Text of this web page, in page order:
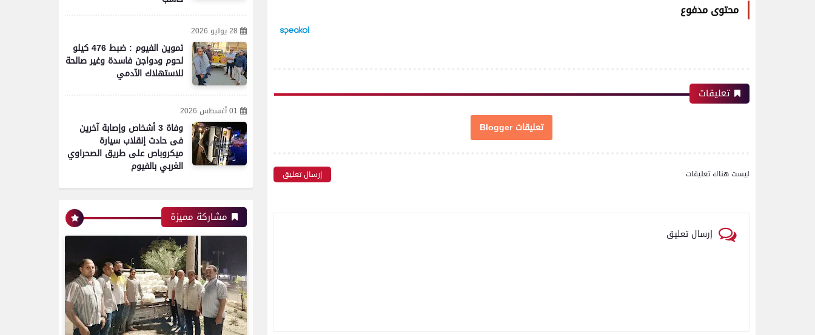
محتوى مدفوع
تعليقات
تعليقات Blogger
ليست هناك تعليقات إرسال تعليق
إرسال تعليق
28 يوليو 2026
تموين الفيوم : ضبط 476 كيلو
لحوم ودواجن فاسدة وغير صالحة
للاستهلاك الآدمي
01 أغسطس 2026
وفاة 3 أشخاص وإصابة آخرين
فى حادث إنقلاب سيارة
ميكروباص على طريق الصحراوي
الغربي بالفيوم
مشاركة مميزة
محافظات
تموين الفيوم ضبط سيارة نقل
محملة بـ 1750 كيلو جبنة
مجهولة المصدر وغير صالحة
للاستهلاك الآدمي
محافظات